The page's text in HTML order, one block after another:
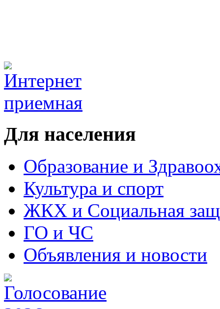
Для населения
Образование и
Культура и спорт
ЖКХ и Социальная
ГО и ЧС
Объявления и новости